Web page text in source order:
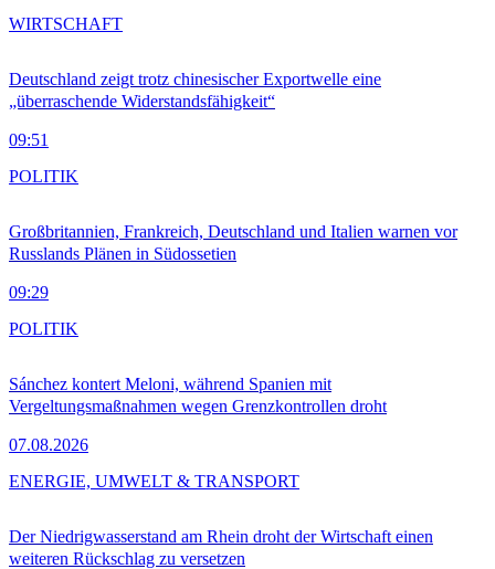
Deutschland zeigt trotz chinesischer Exportwelle eine
„überraschende Widerstandsfähigkeit“
09:51
WIRTSCHAFT
Großbritannien, Frankreich, Deutschland und Italien warnen vor
Russlands Plänen in Südossetien
09:29
POLITIK
Sánchez kontert Meloni, während Spanien mit
Vergeltungsmaßnahmen wegen Grenzkontrollen droht
07.08.2026
POLITIK
Der Niedrigwasserstand am Rhein droht der Wirtschaft einen
weiteren Rückschlag zu versetzen
ENERGIE, UMWELT & TRANSPORT